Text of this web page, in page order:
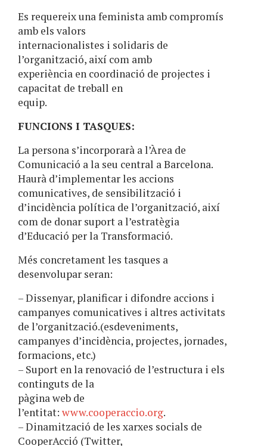
Es requereix una feminista amb compromís
amb els valors
internacionalistes i solidaris de
l’organització, així com amb
experiència en coordinació de projectes i
capacitat de treball en
equip.
FUNCIONS I TASQUES:
La persona s’incorporarà a l’Àrea de
Comunicació a la seu central a Barcelona.
Haurà d’implementar les accions
comunicatives, de sensibilització i
d’incidència política de l’organització, així
com de donar suport a l’estratègia
d’Educació per la Transformació.
Més concretament les tasques a
desenvolupar seran:
– Dissenyar, planificar i difondre accions i
campanyes comunicatives i altres activitats
de l’organització.(esdeveniments,
campanyes d’incidència, projectes, jornades,
formacions, etc.)
– Suport en la renovació de l’estructura i els
continguts de la
pàgina web de
l’entitat: www.cooperaccio.org.
– Dinamització de les xarxes socials de
CooperAcció (Twitter,